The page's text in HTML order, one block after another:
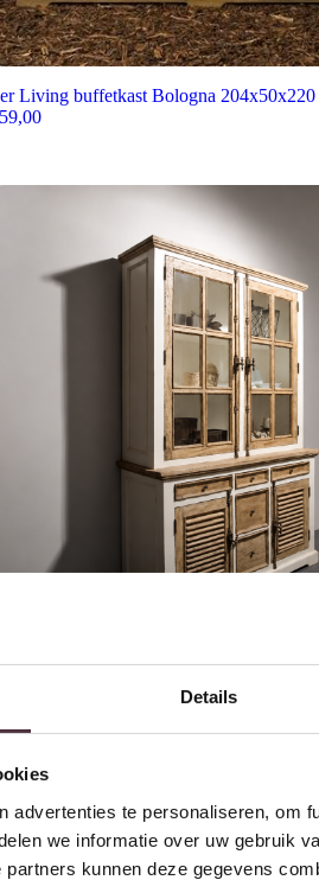
Details
advertenties te personaliseren, om
we informatie over uw gebruik
kunnen deze gegevens
Living buffetkast Bologna 204x50x220
Living buffetkast Amanda 140x50x220